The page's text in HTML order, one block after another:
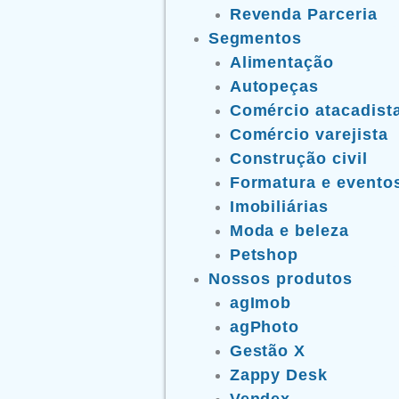
Revenda Parceria
Segmentos
Alimentação
Autopeças
Comércio
Comércio varejista
Construção civil
Formatura e
Imobiliárias
Moda e beleza
Petshop
Nossos produtos
agImob
agPhoto
Gestão X
Zappy Desk